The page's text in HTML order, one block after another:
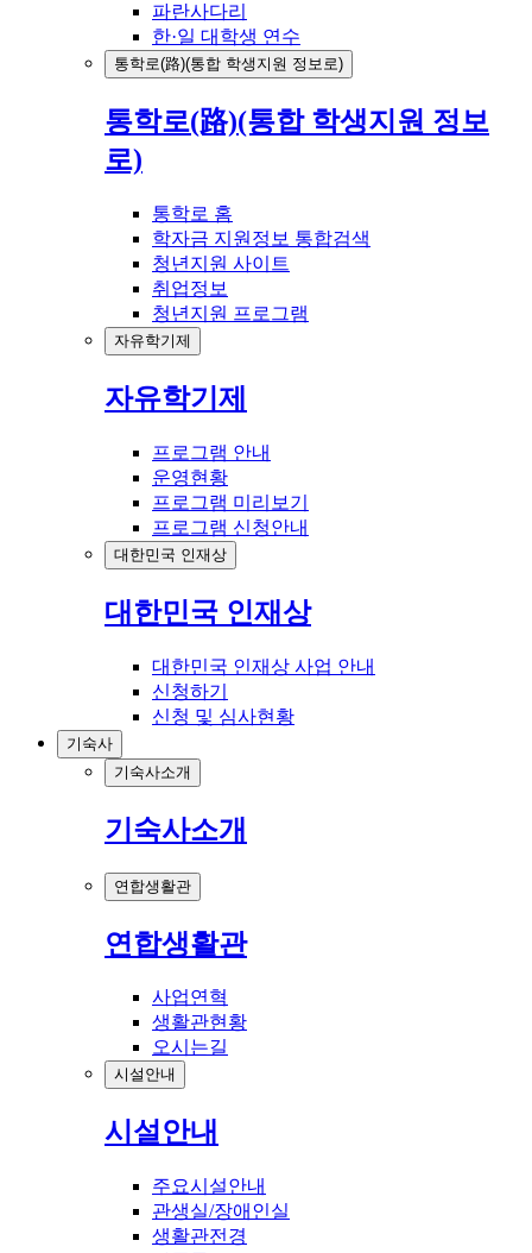
파란사다리
한·일 대학생 연수
통학로(路)(통합 학생지원 정보로)
통학로(路)(통합 학생지원 정보
로)
통학로 홈
학자금 지원정보 통합검색
청년지원 사이트
취업정보
청년지원 프로그램
자유학기제
자유학기제
프로그램 안내
운영현황
프로그램 미리보기
프로그램 신청안내
대한민국 인재상
대한민국 인재상
대한민국 인재상 사업 안내
신청하기
신청 및 심사현황
기숙사
기숙사소개
기숙사소개
연합생활관
연합생활관
사업연혁
생활관현황
오시는길
시설안내
시설안내
주요시설안내
관생실/장애인실
생활관전경